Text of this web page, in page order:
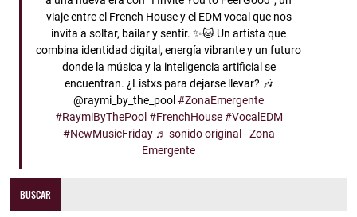
viaje entre el French House y el EDM vocal que nos
invita a soltar, bailar y sentir. ✨🐱 Un artista que
combina identidad digital, energía vibrante y un futuro
donde la música y la inteligencia artificial se
encuentran. ¿Listxs para dejarse llevar? 🎶
@raymi_by_the_pool#ZonaEmergente
#RaymiByThePool #FrenchHouse #VocalEDM
#NewMusicFriday ♬ sonido original - Zona
Emergente
BUSCAR